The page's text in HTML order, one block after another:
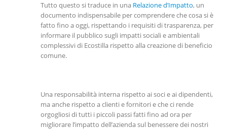
Tutto questo si traduce in una Relazione d’Impatto, un
documento indispensabile per comprendere che cosa si è
fatto fino a oggi, rispettando i requisiti di trasparenza, per
informare il pubblico sugli impatti sociali e ambientali
complessivi di Ecostilla rispetto alla creazione di beneficio
comune.
Una responsabilità interna rispetto ai soci e ai dipendenti,
ma anche rispetto a clienti e fornitori e che ci rende
orgogliosi di tutti i piccoli passi fatti fino ad ora per
migliorare l’impatto dell’azienda sul benessere dei nostri